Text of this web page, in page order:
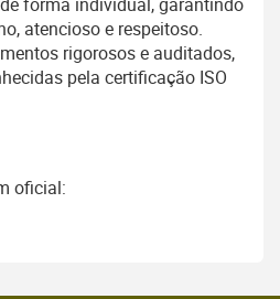
atencioso e respeitoso.
rigorosos e auditados,
pela certificação ISO
oficial: